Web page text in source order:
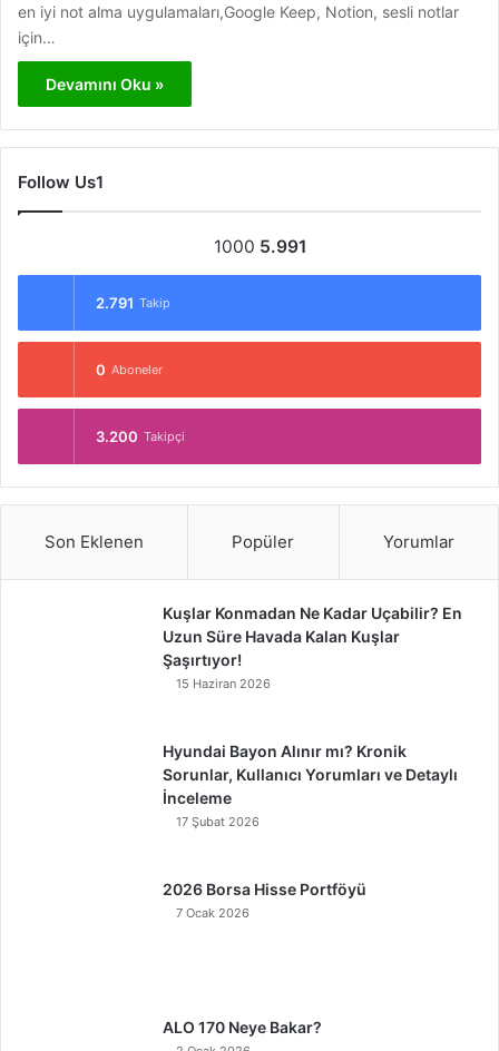
en iyi not alma uygulamaları,Google Keep, Notion, sesli notlar
için…
Devamını Oku »
Follow Us1
1000 5.991
2.791 Takip
0 Aboneler
3.200 Takipçi
Son Eklenen Popüler Yorumlar
Kuşlar Konmadan Ne Kadar Uçabilir? En
Uzun Süre Havada Kalan Kuşlar
Şaşırtıyor!
15 Haziran 2026
Hyundai Bayon Alınır mı? Kronik
Sorunlar, Kullanıcı Yorumları ve Detaylı
İnceleme
17 Şubat 2026
2026 Borsa Hisse Portföyü
7 Ocak 2026
ALO 170 Neye Bakar?